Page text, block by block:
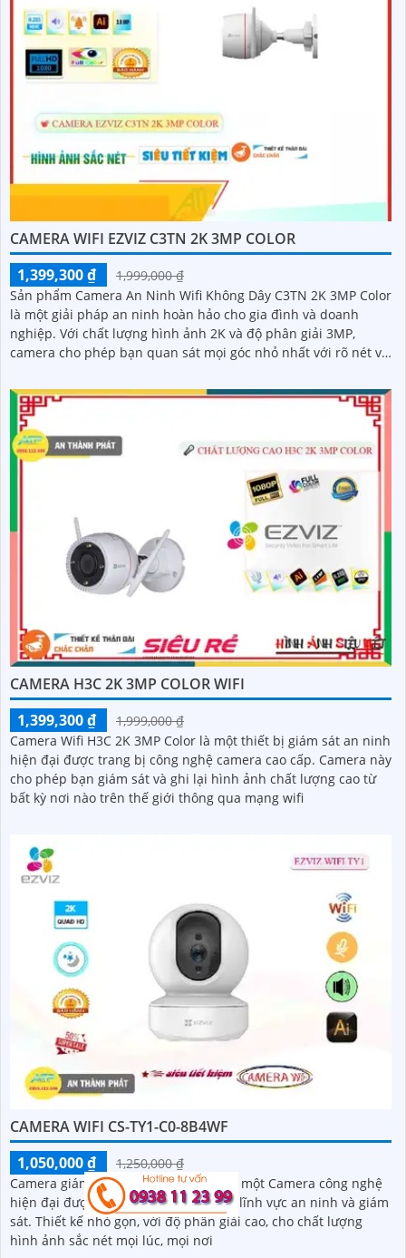
CAMERA WIFI EZVIZ C3TN 2K 3MP COLOR
1,399,300 ₫
1,999,000 ₫
Sản phẩm Camera An Ninh Wifi Không Dây C3TN 2K 3MP Color
là một giải pháp an ninh hoàn hảo cho gia đình và doanh
nghiệp. Với chất lượng hình ảnh 2K và độ phân giải 3MP,
camera cho phép bạn quan sát mọi góc nhỏ nhất với rõ nét và
CAMERA H3C 2K 3MP COLOR WIFI
1,399,300 ₫
1,999,000 ₫
Camera Wifi H3C 2K 3MP Color là một thiết bị giám sát an ninh
hiện đại được trang bị công nghệ camera cao cấp. Camera này
cho phép bạn giám sát và ghi lại hình ảnh chất lượng cao từ
bất kỳ nơi nào trên thế giới thông qua mạng wifi
CAMERA WIFI CS-TY1-C0-8B4WF
1,050,000 ₫
1,250,000 ₫
Camera giám sát CS-TY1-C0-8B4WF là một Camera công nghệ
hiện đại được sử dụng rộng rãi trong lĩnh vực an ninh và giám
sát. Thiết kế nhỏ gọn, với độ phân giải cao, cho chất lượng
hình ảnh sắc nét mọi lúc, mọi nơi